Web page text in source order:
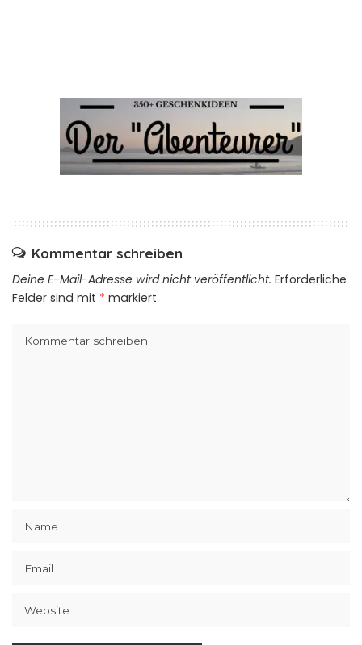
Kommentar schreiben
Deine E-Mail-Adresse wird nicht veröffentlicht. Erforderliche
Felder sind mit * markiert